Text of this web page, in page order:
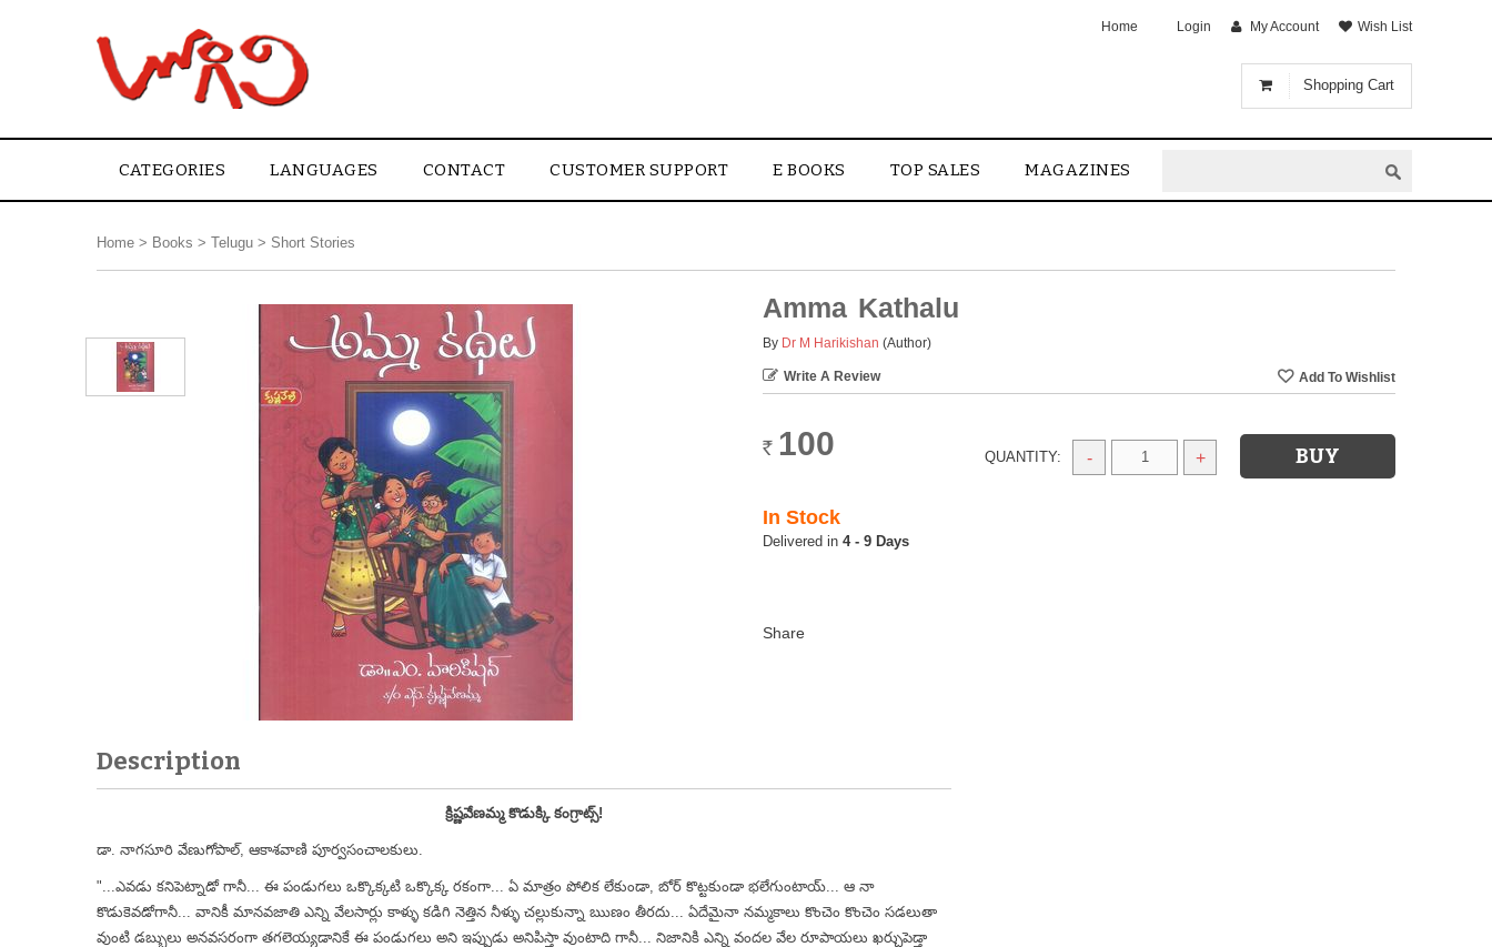
Shopping Cart
Home Login My Account Wish List
CATEGORIES LANGUAGES CONTACT CUSTOMER SUPPORT E BOOKS TOP SALES MAGAZINES
Home > Books > Telugu > Short Stories
Amma Kathalu
By Dr M Harikishan (Author)
Write A Review
Rs. 100 QUANTITY: - +
In Stock
4 - 9 Days
Description
క్రిష్ణవేణమ్మ కొడుక్కి కంగ్రాట్స్!
డా. నాగసూరి వేణుగోపాల్, ఆకాశవాణి పూర్వసంచాలకులు.
"...ఎవడు కనిపెట్నాడో గానీ... ఈ పండుగలు ఒక్కొక్కటి ఒక్కొక్క రకంగా... ఏ మాత్రం పోలిక లేకుండా, బోర్ కొట్టకుండా భలేగుంటాయ్... ఆ నా
కొడుకెవడోగానీ... వానికీ మానవజాతి ఎన్ని వేలసార్లు కాళ్ళు కడిగి నెత్తిన నీళ్ళు చల్లుకున్నా ఋణం తీరదు... ఏదేమైనా నమ్మకాలు కొంచెం కొంచెం సడలుతా
వుంటి డబ్బులు అనవసరంగా తగలెయ్యడానికే ఈ పండుగలు అని ఇప్పుడు అనిపిస్తా వుంటాది గానీ... నిజానికి ఎన్ని వందల వేల రూపాయలు ఖర్చుపెడ్తా